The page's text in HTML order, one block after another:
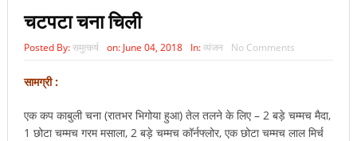
चटपटा चना चिली
Posted By:समुत्कर्ष on: June 04, 2018 In:व्यंजन No Comments
सामग्री :
एक कप काबुली चना (रातभर भिगोया हुआ) तेल तलने के लिए – 2 बड़े चम्मच मैदा,
1 छोटा चम्मच गरम मसाला, 2 बड़े चम्मच कॉर्नफ्लोर, एक छोटा चम्मच लाल मिर्च